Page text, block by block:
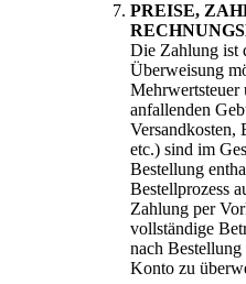
PREISE,
Die Zahlung ist
Überweisung
Mehrwertsteuer
anfallenden
Versandkosten,
etc.) sind im
Bestellung
Bestellprozess
Zahlung per
vollständige
nach Bestellung
Konto zu